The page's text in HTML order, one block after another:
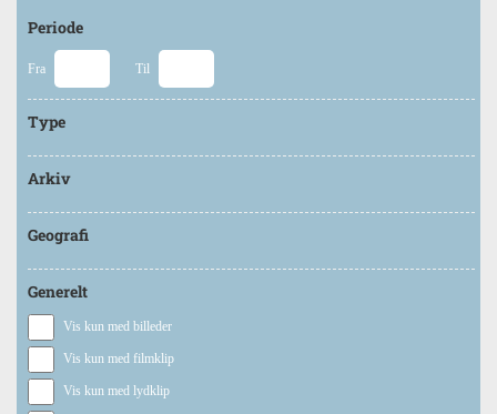
Periode
Fra Til
Type
Arkiv
Geografi
Generelt
Vis kun med billeder
Vis kun med filmklip
Vis kun med lydklip